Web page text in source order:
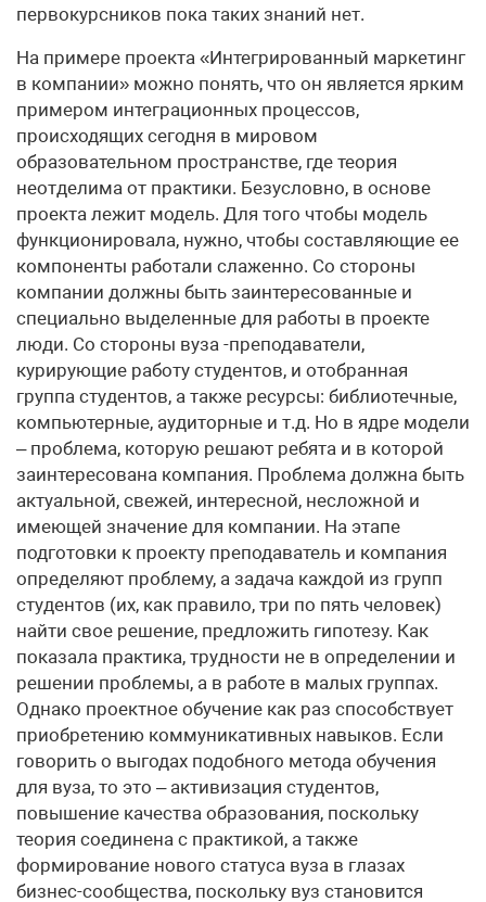
первокурсников пока таких знаний нет.
На примере проекта «Интегрированный маркетинг
в компании» можно понять, что он является ярким
примером интеграционных процессов,
происходящих сегодня в мировом
образовательном пространстве, где теория
неотделима от практики. Безусловно, в основе
проекта лежит модель. Для того чтобы модель
функционировала, нужно, чтобы составляющие ее
компоненты работали слаженно. Со стороны
компании должны быть заинтересованные и
специально выделенные для работы в проекте
люди. Со стороны вуза -преподаватели,
курирующие работу студентов, и отобранная
группа студентов, а также ресурсы: библиотечные,
компьютерные, аудиторные и т.д. Но в ядре модели
– проблема, которую решают ребята и в которой
заинтересована компания. Проблема должна быть
актуальной, свежей, интересной, несложной и
имеющей значение для компании. На этапе
подготовки к проекту преподаватель и компания
определяют проблему, а задача каждой из групп
студентов (их, как правило, три по пять человек)
найти свое решение, предложить гипотезу. Как
показала практика, трудности не в определении и
решении проблемы, а в работе в малых группах.
Однако проектное обучение как раз способствует
приобретению коммуникативных навыков. Если
говорить о выгодах подобного метода обучения
для вуза, то это – активизация студентов,
повышение качества образования, поскольку
теория соединена с практикой, а также
формирование нового статуса вуза в глазах
бизнес-сообщества, поскольку вуз становится